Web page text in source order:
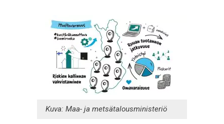
Kuva: Maa- ja metsätalousministeriö